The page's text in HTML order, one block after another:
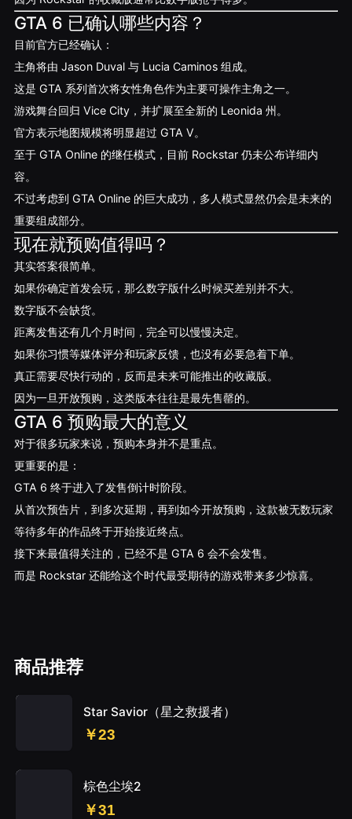
GTA 6 已确认哪些内容？
目前官方已经确认：
主角将由 Jason Duval 与 Lucia Caminos 组成。
这是 GTA 系列首次将女性角色作为主要可操作主角之一。
游戏舞台回归 Vice City，并扩展至全新的 Leonida 州。
官方表示地图规模将明显超过 GTA V。
至于 GTA Online 的继任模式，目前 Rockstar 仍未公布详细内
容。
不过考虑到 GTA Online 的巨大成功，多人模式显然仍会是未来的
重要组成部分。
现在就预购值得吗？
其实答案很简单。
如果你确定首发会玩，那么数字版什么时候买差别并不大。
数字版不会缺货。
距离发售还有几个月时间，完全可以慢慢决定。
如果你习惯等媒体评分和玩家反馈，也没有必要急着下单。
真正需要尽快行动的，反而是未来可能推出的收藏版。
因为一旦开放预购，这类版本往往是最先售罄的。
GTA 6 预购最大的意义
对于很多玩家来说，预购本身并不是重点。
更重要的是：
GTA 6 终于进入了发售倒计时阶段。
从首次预告片，到多次延期，再到如今开放预购，这款被无数玩家
等待多年的作品终于开始接近终点。
接下来最值得关注的，已经不是 GTA 6 会不会发售。
而是 Rockstar 还能给这个时代最受期待的游戏带来多少惊喜。
商品推荐
Star Savior（星之救援者）
￥23
棕色尘埃2
￥31